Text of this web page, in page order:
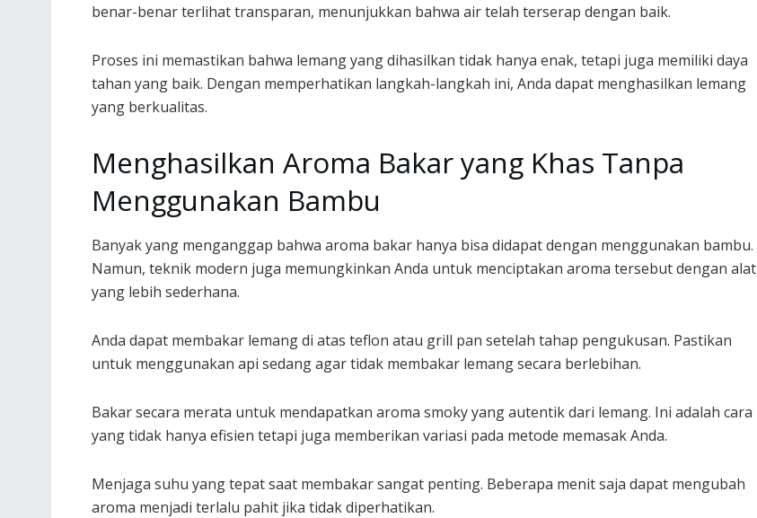
benar-benar terlihat transparan, menunjukkan bahwa air telah terserap dengan baik.
Proses ini memastikan bahwa lemang yang dihasilkan tidak hanya enak, tetapi juga memiliki daya
tahan yang baik. Dengan memperhatikan langkah-langkah ini, Anda dapat menghasilkan lemang
yang berkualitas.
Menghasilkan Aroma Bakar yang Khas Tanpa
Menggunakan Bambu
Banyak yang menganggap bahwa aroma bakar hanya bisa didapat dengan menggunakan bambu.
Namun, teknik modern juga memungkinkan Anda untuk menciptakan aroma tersebut dengan alat
yang lebih sederhana.
Anda dapat membakar lemang di atas teflon atau grill pan setelah tahap pengukusan. Pastikan
untuk menggunakan api sedang agar tidak membakar lemang secara berlebihan.
Bakar secara merata untuk mendapatkan aroma smoky yang autentik dari lemang. Ini adalah cara
yang tidak hanya efisien tetapi juga memberikan variasi pada metode memasak Anda.
Menjaga suhu yang tepat saat membakar sangat penting. Beberapa menit saja dapat mengubah
aroma menjadi terlalu pahit jika tidak diperhatikan.